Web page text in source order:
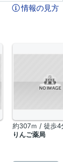
情報の見方
約307ｍ / 徒歩4
りんご薬局